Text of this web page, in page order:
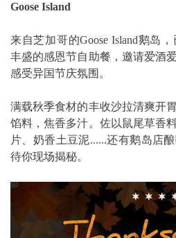
Goose Island
来自芝加哥的Goose Island鹅岛
丰盛的感恩节自助餐，邀请爱酒
感受异国节庆氛围。
满载秋季食材的丰收沙拉清爽开
馅料，焦香多汁。佐以鼠尾草香
片、奶香土豆泥......还有鹅岛店
待你现场揭秘。